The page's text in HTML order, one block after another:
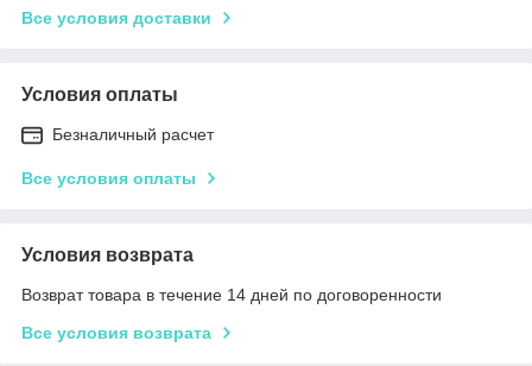
Все условия доставки
Условия оплаты
Безналичный расчет
Все условия оплаты
Условия возврата
Возврат товара в течение 14 дней по договоренности
Все условия возврата